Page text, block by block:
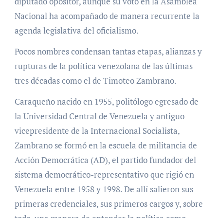
Nacional ha acompañado de manera recurrente la
agenda legislativa del oficialismo.
Pocos nombres condensan tantas etapas, alianzas y
rupturas de la política venezolana de las últimas
tres décadas como el de Timoteo Zambrano.
Caraqueño nacido en 1955, politólogo egresado de
la Universidad Central de Venezuela y antiguo
vicepresidente de la Internacional Socialista,
Zambrano se formó en la escuela de militancia de
Acción Democrática (AD), el partido fundador del
sistema democrático-representativo que rigió en
Venezuela entre 1958 y 1998. De allí salieron sus
primeras credenciales, sus primeros cargos y, sobre